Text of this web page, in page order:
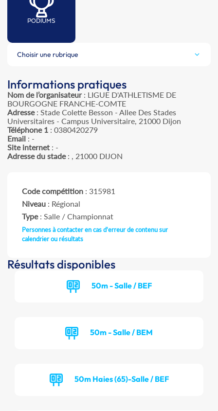
PODIUMS
Choisir une rubrique
Informations pratiques
Nom de l’organisateur: LIGUE D'ATHLETISME DE
BOURGOGNE FRANCHE-COMTE
Adresse: Stade Colette Besson - Allee Des Stades
Universitaires - Campus Universitaire, 21000 Dijon
Téléphone 1 : 0380420279
Email : -
Site internet : -
Adresse du stade: , 21000 DIJON
Code compétition : 315981
Niveau : Régional
Type: Salle / Championnat
Personnes à contacter en cas d'erreur de contenu sur
calendrier ou résultats
Résultats disponibles
50m - Salle / BEF
50m - Salle / BEM
50m Haies (65)-Salle / BEF